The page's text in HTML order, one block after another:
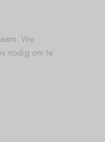
We
nodig om te